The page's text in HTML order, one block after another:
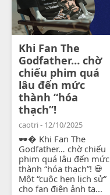
Khi Fan The
Godfather… chờ
chiếu phim quá
lâu đến mức
thành “hóa
thạch”!
caotri - 12/10/2025
🕶� Khi Fan The
Godfather… chờ chiếu
phim quá lâu đến mức
thành “hóa thạch”! 💀
Một “cuộc hẹn lịch sử”
cho fan điện ảnh tạ...